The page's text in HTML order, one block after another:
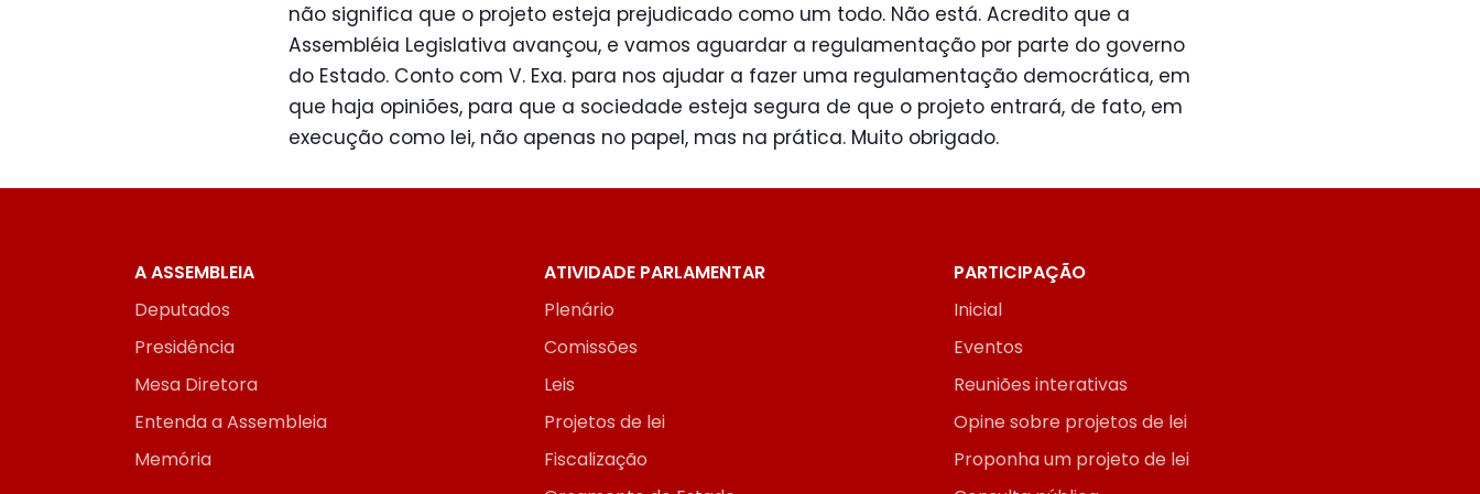
não significa que o projeto esteja prejudicado como um todo. Não está. Acredito que a
Assembléia Legislativa avançou, e vamos aguardar a regulamentação por parte do governo
do Estado. Conto com V. Exa. para nos ajudar a fazer uma regulamentação democrática, em
que haja opiniões, para que a sociedade esteja segura de que o projeto entrará, de fato, em
execução como lei, não apenas no papel, mas na prática. Muito obrigado.
A ASSEMBLEIA
Deputados
Presidência
Mesa Diretora
Entenda a Assembleia
Memória
ATIVIDADE PARLAMENTAR
Plenário
Comissões
Leis
Projetos de lei
Fiscalização
PARTICIPAÇÃO
Inicial
Eventos
Reuniões interativas
Opine sobre projetos de lei
Proponha um projeto de lei